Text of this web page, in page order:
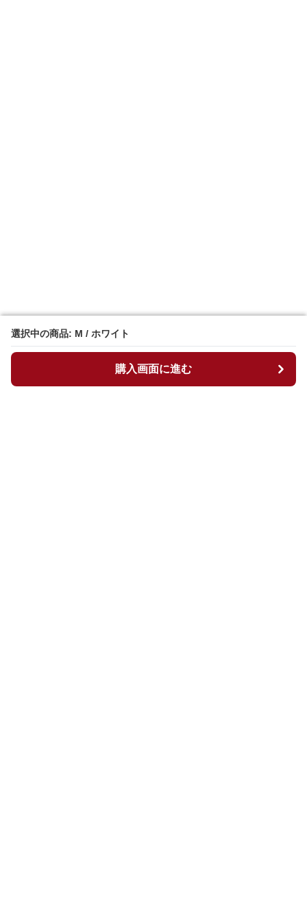
選択中の商品: M / ホワイト
購入画面に進む
選択中の商品: M / ホワイト
購入画面に進む